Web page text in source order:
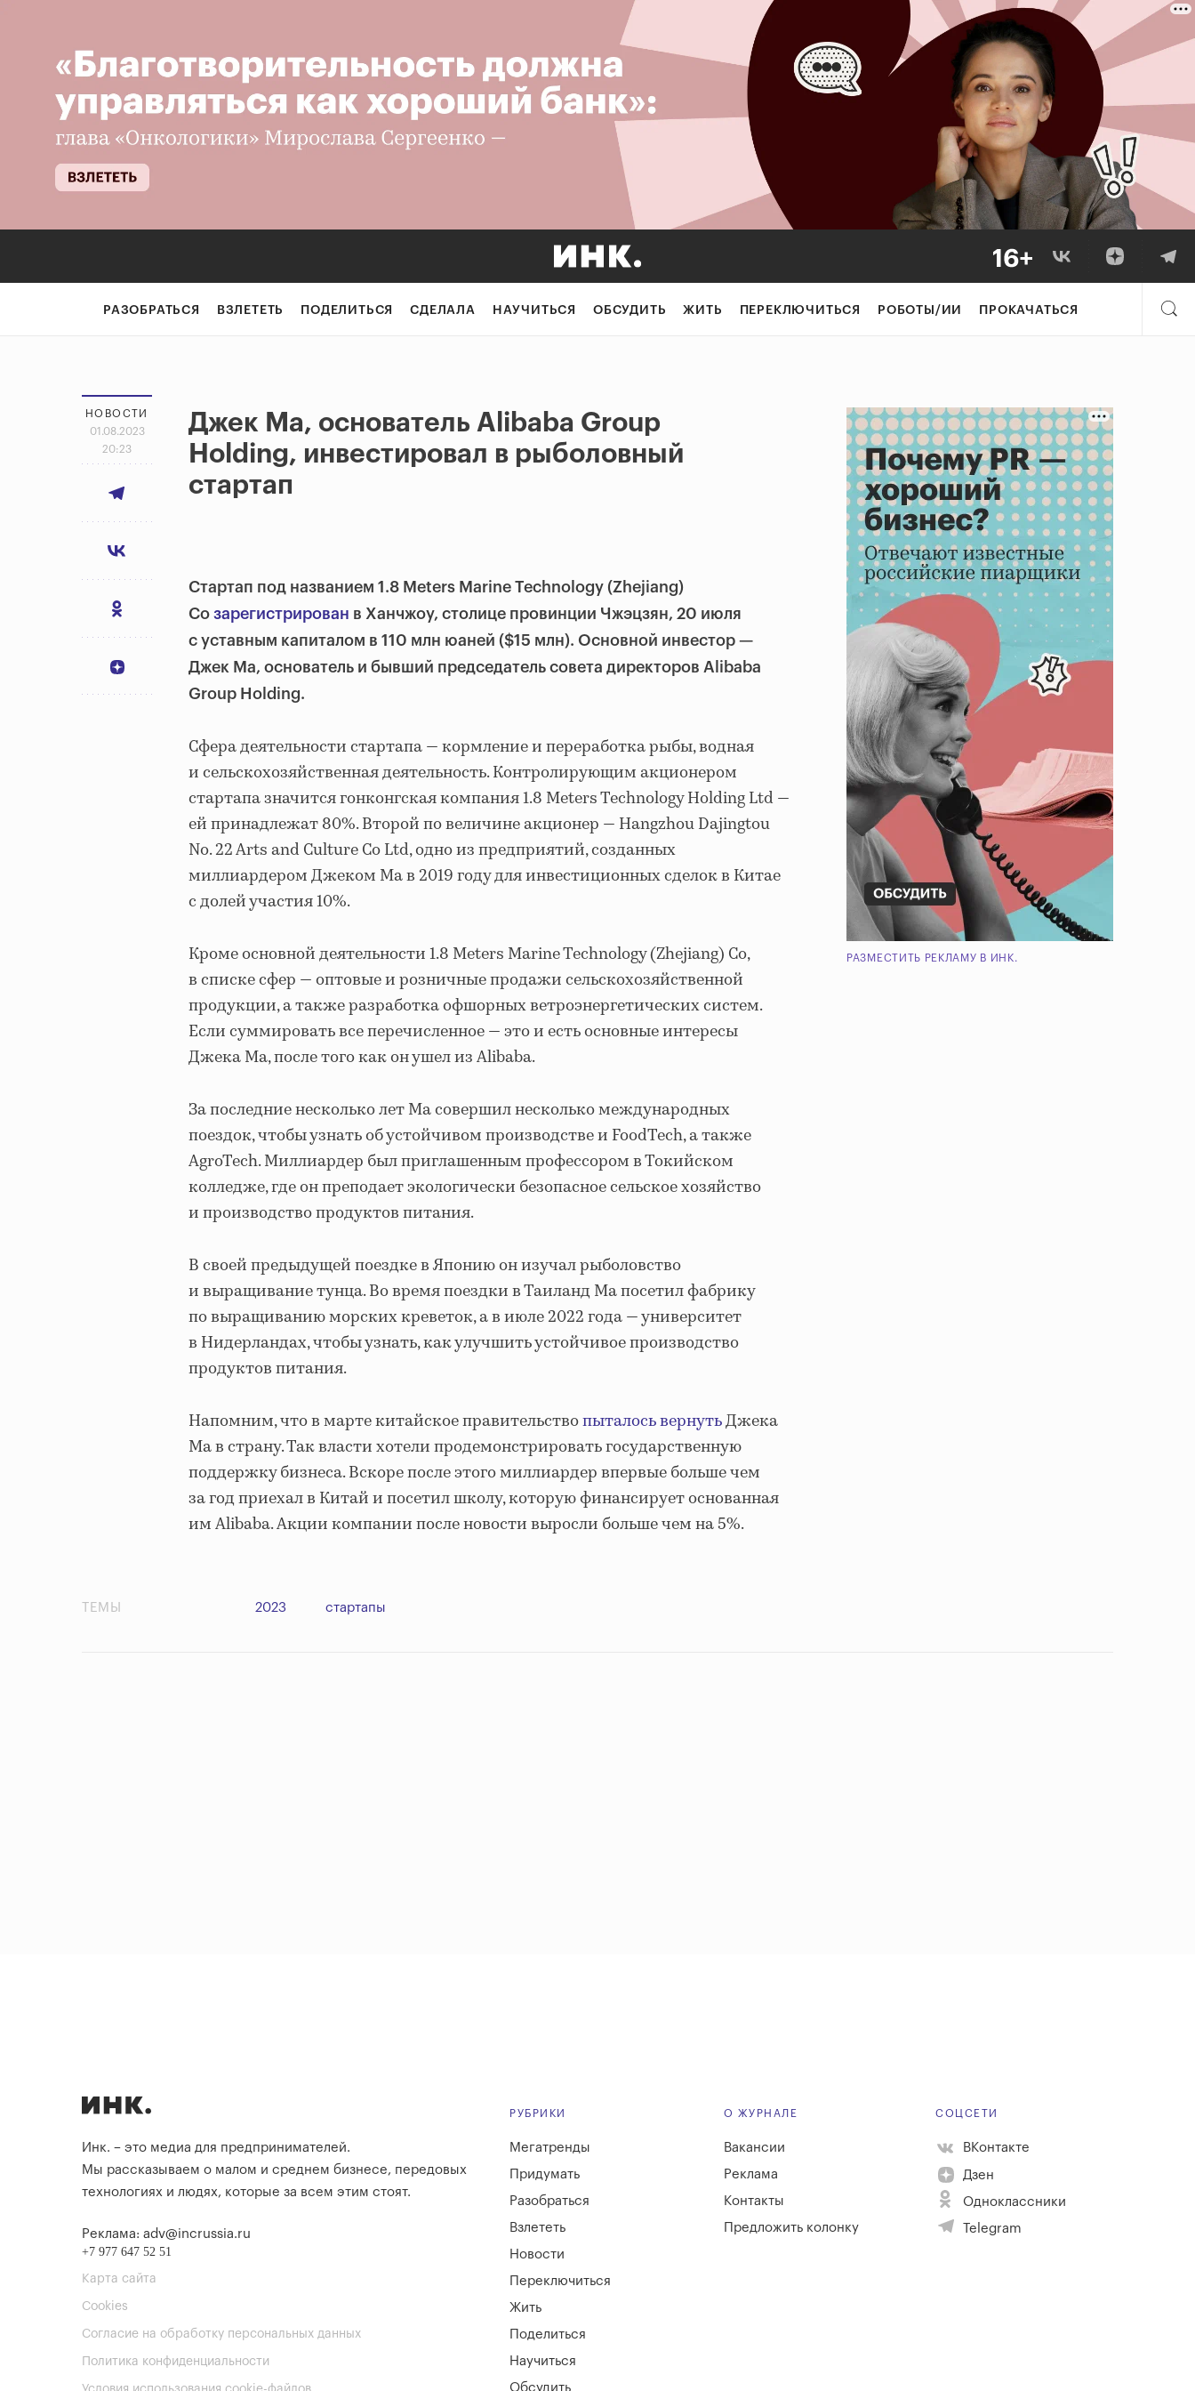
РАЗОБРАТЬСЯ ВЗЛЕТЕТЬ ПОДЕЛИТЬСЯ СДЕЛАЛА НАУЧИТЬСЯ ОБСУДИТЬ ЖИТЬ ПЕРЕКЛЮЧИТЬСЯ РОБОТЫ/ИИ ПРОКАЧАТЬСЯ
НОВОСТИ
01.08.2023
20:23
Джек Ма, основатель Alibaba Group
Holding, инвестировал в рыболовный
стартап
Стартап под названием 1.8 Meters Marine Technology (Zhejiang)
Co зарегистрирован в Ханчжоу, столице провинции Чжэцзян, 20 июля
с уставным капиталом в 110 млн юаней ($15 млн). Основной инвестор —
Джек Ма, основатель и бывший председатель совета директоров Alibaba
Group Holding.
Сфера деятельности стартапа — кормление и переработка рыбы, водная
и сельскохозяйственная деятельность. Контролирующим акционером
стартапа значится гонконгская компания 1.8 Meters Technology Holding Ltd —
ей принадлежат 80%. Второй по величине акционер — Hangzhou Dajingtou
No. 22 Arts and Culture Co Ltd, одно из предприятий, созданных
миллиардером Джеком Ма в 2019 году для инвестиционных сделок в Китае
с долей участия 10%.
Кроме основной деятельности 1.8 Meters Marine Technology (Zhejiang) Co,
в списке сфер — оптовые и розничные продажи сельскохозяйственной
продукции, а также разработка офшорных ветроэнергетических систем.
Если суммировать все перечисленное — это и есть основные интересы
Джека Ма, после того как он ушел из Alibaba.
За последние несколько лет Ма совершил несколько международных
поездок, чтобы узнать об устойчивом производстве и FoodTech, а также
AgroTech. Миллиардер был приглашенным профессором в Токийском
колледже, где он преподает экологически безопасное сельское хозяйство
и производство продуктов питания.
В своей предыдущей поездке в Японию он изучал рыболовство
и выращивание тунца. Во время поездки в Таиланд Ма посетил фабрику
по выращиванию морских креветок, а в июле 2022 года — университет
в Нидерландах, чтобы узнать, как улучшить устойчивое производство
продуктов питания.
Напомним, что в марте китайское правительствопыталось вернутьДжека
Ма в страну. Так власти хотели продемонстрировать государственную
поддержку бизнеса. Вскоре после этого миллиардер впервые больше чем
за год приехал в Китай и посетил школу, которую финансирует основанная
им Alibaba. Акции компании после новости выросли больше чем на 5%.
РАЗМЕСТИТЬ РЕКЛАМУ В ИНК.
ТЕМЫ 2023 стартапы
Инк. – это медиа для предпринимателей.
Мы рассказываем о малом и среднем бизнесе, передовых
технологиях и людях, которые за всем этим стоят.
Реклама: adv@incrussia.ru
+7 977 647 52 51
Карта сайта
Cookies
Согласие на обработку персональных данных
Политика конфиденциальности
РУБРИКИ
Мегатренды
Придумать
Разобраться
Взлететь
Новости
Переключиться
Жить
Поделиться
Научиться
Обсудить
О ЖУРНАЛЕ
Вакансии
Реклама
Контакты
Предложить колонку
СОЦСЕТИ
ВКонтакте
Дзен
Одноклассники
Telegram